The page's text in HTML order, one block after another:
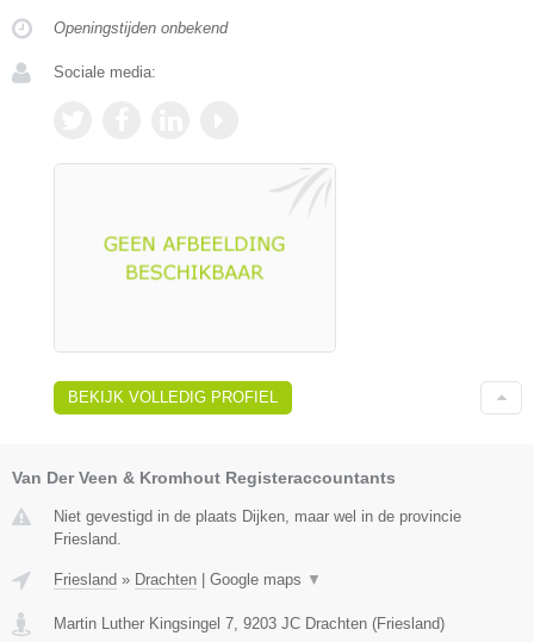
Openingstijden onbekend
Sociale media:
BEKIJK VOLLEDIG PROFIEL
Van Der Veen & Kromhout Registeraccountants
Niet gevestigd in de plaats Dijken, maar wel in de provincie
Friesland.
Friesland » Drachten Google maps ▼
Martin Luther Kingsingel 7 9203 JC Drachten (Friesland)